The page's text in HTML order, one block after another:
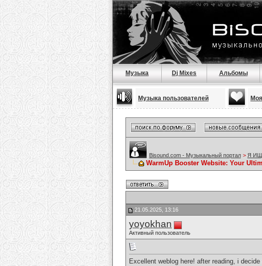
Музыка Dj Mixes Альбомы
Музыка пользователей
Bisound.com - Музыкальный портал > Я
WarmUp Booster Website: Your
21.05.2025, 13:16
yoyokhan
Активный пользователь
Excellent weblog here! after reading, i